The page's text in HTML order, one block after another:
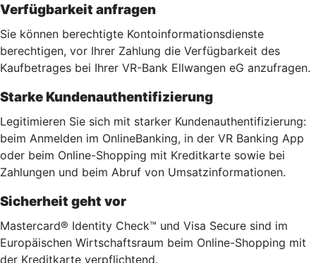
Verfügbarkeit anfragen
Sie können berechtigte Kontoinformationsdienste
berechtigen, vor Ihrer Zahlung die Verfügbarkeit des
Kaufbetrages bei Ihrer VR-Bank Ellwangen eG anzufragen.
Starke Kundenauthentifizierung
Legitimieren Sie sich mit starker Kundenauthentifizierung:
beim Anmelden im OnlineBanking, in der VR Banking App
oder beim Online-Shopping mit Kreditkarte sowie bei
Zahlungen und beim Abruf von Umsatzinformationen.
Sicherheit geht vor
Mastercard® Identity Check™ und Visa Secure sind im
Europäischen Wirtschaftsraum beim Online-Shopping mit
der Kreditkarte verpflichtend.